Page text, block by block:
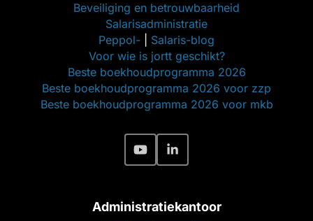
Beveiliging en betrouwbaarheid
Salarisadministratie
Peppol-
Salaris-blog
Voor wie is jortt geschikt?
Beste boekhoudprogramma 2026
Beste boekhoudprogramma 2026 voor zzp
Beste boekhoudprogramma 2026 voor mkb
Administratiekantoor